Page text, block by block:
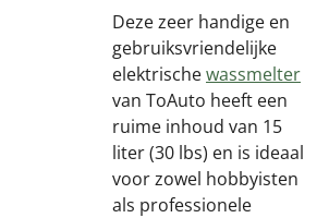
Deze zeer handige en
gebruiksvriendelijke
elektrischewassmelter
van ToAuto heeft een
ruime inhoud van 15
liter (30 lbs) en is ideaal
voor zowel hobbyisten
als professionele